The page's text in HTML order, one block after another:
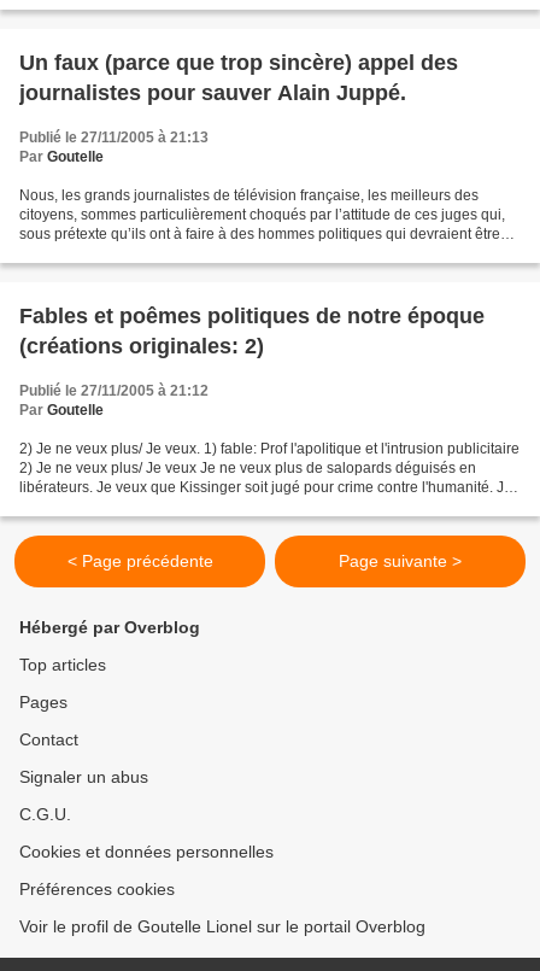
Un faux (parce que trop sincère) appel des
journalistes pour sauver Alain Juppé.
Publié le 27/11/2005 à 21:13
Par Goutelle
Nous, les grands journalistes de télévision française, les meilleurs des
citoyens, sommes particulièrement choqués par l’attitude de ces juges qui,
sous prétexte qu’ils ont à faire à des hommes politiques qui devraient être
Fables et poêmes politiques de notre époque
(créations originales: 2)
Publié le 27/11/2005 à 21:12
Par Goutelle
2) Je ne veux plus/ Je veux. 1) fable: Prof l'apolitique et l'intrusion publicitaire
2) Je ne veux plus/ Je veux Je ne veux plus de salopards déguisés en
libérateurs. Je veux que Kissinger soit jugé pour crime contre l'humanité. Je
< Page précédente Page suivante >
Hébergé par Overblog
Top articles
Pages
Contact
Signaler un abus
C.G.U.
Cookies et données personnelles
Préférences cookies
Voir le profil de Goutelle Lionel sur le portail Overblog